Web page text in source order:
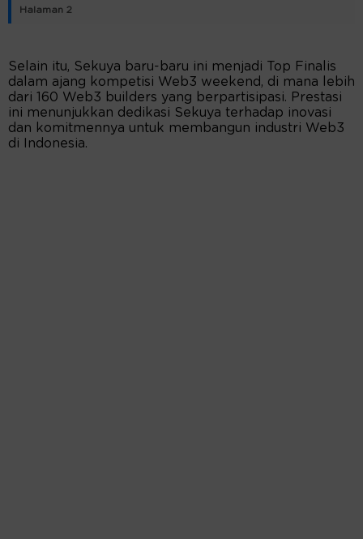
Halaman 2
Selain itu, Sekuya baru-baru ini menjadi Top Finalis
dalam ajang kompetisi Web3 weekend, di mana lebih
dari 160 Web3 builders yang berpartisipasi. Prestasi
ini menunjukkan dedikasi Sekuya terhadap inovasi
dan komitmennya untuk membangun industri Web3
di Indonesia.